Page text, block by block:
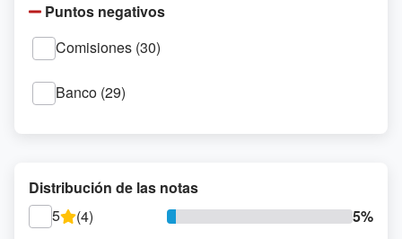
Puntos negativos
Comisiones (30)
Banco (29)
Distribución de las notas
5
(4)
5%